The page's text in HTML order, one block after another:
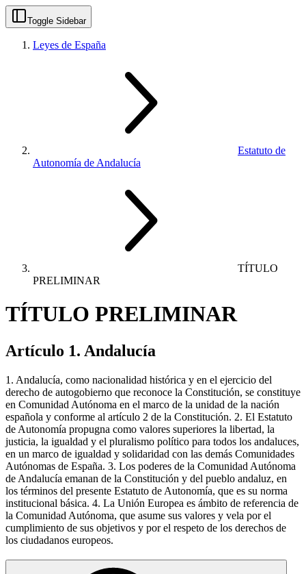
Toggle Sidebar
Leyes de España
Estatuto de
Autonomía de Andalucía
TÍTULO
PRELIMINAR
TÍTULO PRELIMINAR
Artículo 1. Andalucía
1. Andalucía, como nacionalidad histórica y en el ejercicio del
derecho de autogobierno que reconoce la Constitución, se constituye
en Comunidad Autónoma en el marco de la unidad de la nación
española y conforme al artículo 2 de la Constitución. 2. El Estatuto
de Autonomía propugna como valores superiores la libertad, la
justicia, la igualdad y el pluralismo político para todos los andaluces,
en un marco de igualdad y solidaridad con las demás Comunidades
Autónomas de España. 3. Los poderes de la Comunidad Autónoma
de Andalucía emanan de la Constitución y del pueblo andaluz, en
los términos del presente Estatuto de Autonomía, que es su norma
institucional básica. 4. La Unión Europea es ámbito de referencia de
la Comunidad Autónoma, que asume sus valores y vela por el
cumplimiento de sus objetivos y por el respeto de los derechos de
los ciudadanos europeos.